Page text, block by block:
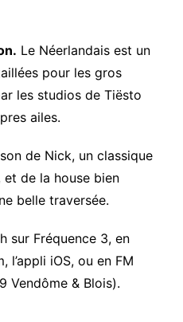
Le Néerlandais est un
pour les gros
les studios de Tiësto
ailes.
de Nick, un classique
de la house bien
belle traversée.
sur Fréquence 3, en
l’appli iOS, ou en FM
Vendôme & Blois).